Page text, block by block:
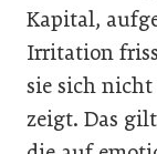
Kapital,
Irritation
sie sich
zeigt. Das